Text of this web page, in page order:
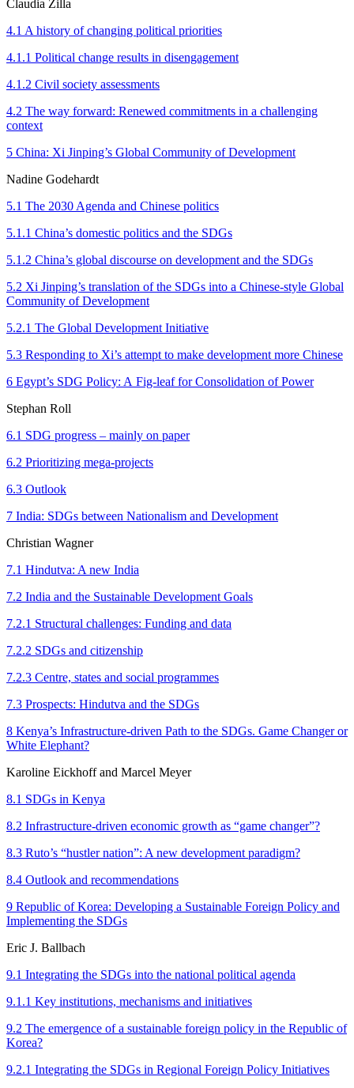
Claudia Zilla
4.1 A history of changing political priorities
4.1.1 Political change results in disengagement
4.1.2 Civil society assessments
4.2 The way forward: Renewed commitments in a challenging
context
5 China: Xi Jinping’s Global Community of Development
Nadine Godehardt
5.1 The 2030 Agenda and Chinese politics
5.1.1 China’s domestic politics and the SDGs
5.1.2 China’s global discourse on development and the SDGs
5.2 Xi Jinping’s translation of the SDGs into a Chinese-style Global
Community of Devel­op­ment
5.2.1 The Global Development Initiative
5.3 Responding to Xi’s attempt to make development more Chinese
6 Egypt’s SDG Policy: A Fig‑leaf for Consolidation of Power
Stephan Roll
6.1 SDG progress – mainly on paper
6.2 Prioritizing mega-projects
6.3 Outlook
7 India: SDGs between Nationalism and Development
Christian Wagner
7.1 Hindutva: A new India
7.2 India and the Sustainable Development Goals
7.2.1 Structural challenges: Funding and data
7.2.2 SDGs and citizenship
7.2.3 Centre, states and social programmes
7.3 Prospects: Hindutva and the SDGs
8 Kenya’s Infrastructure-driven Path to the SDGs. Game Changer or
White Elephant?
Karoline Eickhoff and Marcel Meyer
8.1 SDGs in Kenya
8.2 Infrastructure-driven economic growth as “game changer”?
8.3 Ruto’s “hustler nation”: A new development paradigm?
8.4 Outlook and recommendations
9 Republic of Korea: Developing a Sustainable Foreign Policy and
Implementing the SDGs
Eric J. Ballbach
9.1 Integrating the SDGs into the national political agenda
9.1.1 Key institutions, mechanisms and initiatives
9.2 The emergence of a sustainable foreign policy in the Republic of
Korea?
9.2.1 Integrating the SDGs in Regional Foreign Policy Initiatives